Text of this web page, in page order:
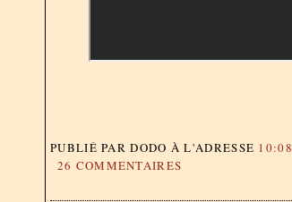
PUBLIÉ PAR DODO À L'ADRESSE 10:08
26 COMMENTAIRES